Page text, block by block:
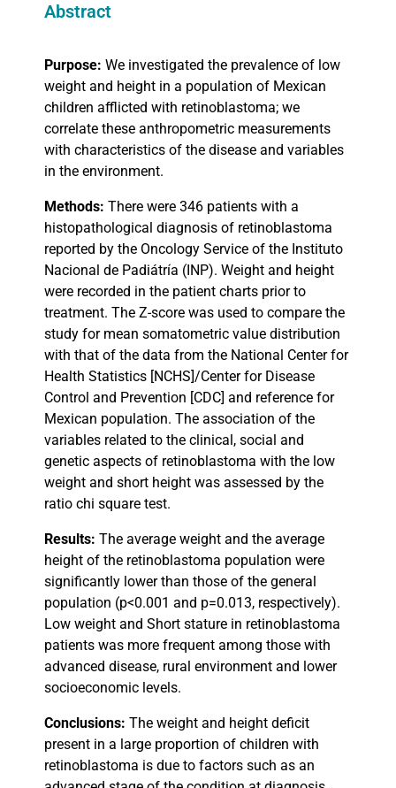
Abstract
Purpose: We investigated the prevalence of low
weight and height in a population of Mexican
children afflicted with retinoblastoma; we
correlate these anthropometric measurements
with characteristics of the disease and variables
in the environment.
Methods: There were 346 patients with a
histopathological diagnosis of retinoblastoma
reported by the Oncology Service of the Instituto
Nacional de Padiátría (INP). Weight and height
were recorded in the patient charts prior to
treatment. The Z-score was used to compare the
study for mean somatometric value distribution
with that of the data from the National Center for
Health Statistics [NCHS]/Center for Disease
Control and Prevention [CDC] and reference for
Mexican population. The association of the
variables related to the clinical, social and
genetic aspects of retinoblastoma with the low
weight and short height was assessed by the
ratio chi square test.
Results: The average weight and the average
height of the retinoblastoma population were
significantly lower than those of the general
population (p<0.001 and p=0.013, respectively).
Low weight and Short stature in retinoblastoma
patients was more frequent among those with
advanced disease, rural environment and lower
socioeconomic levels.
Conclusions: The weight and height deficit
present in a large proportion of children with
retinoblastoma is due to factors such as an